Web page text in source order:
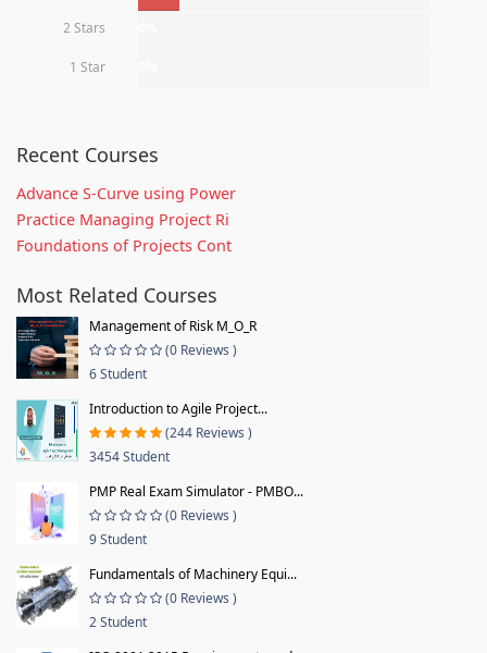
2 Stars
1 Star
Recent Courses
Advance S-Curve using Power
Practice Managing Project Ri
Foundations of Projects Cont
Most Related Courses
Management of Risk M_O_R
(0 Reviews )
6 Student
Introduction to Agile Project...
(244 Reviews )
3454 Student
PMP Real Exam Simulator - PMBO...
(0 Reviews )
9 Student
Fundamentals of Machinery Equi...
(0 Reviews )
2 Student